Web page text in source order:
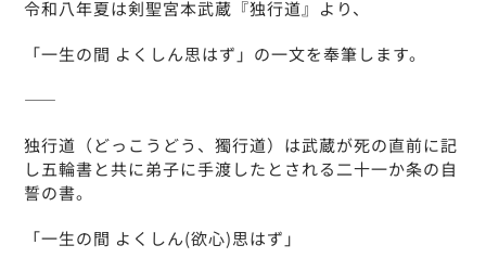
令和八年夏は剣聖宮本武蔵『独行道』より、
「一生の間 よくしん思はず」の一文を奉筆します。
――
独行道（どっこうどう、獨行道）は武蔵が死の直前に記
し五輪書と共に弟子に手渡したとされる二十一か条の自
誓の書。
「一生の間 よくしん(欲心)思はず」